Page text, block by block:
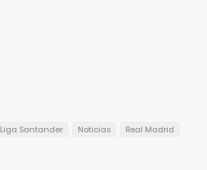
Liga Santander Noticias
Real Madrid